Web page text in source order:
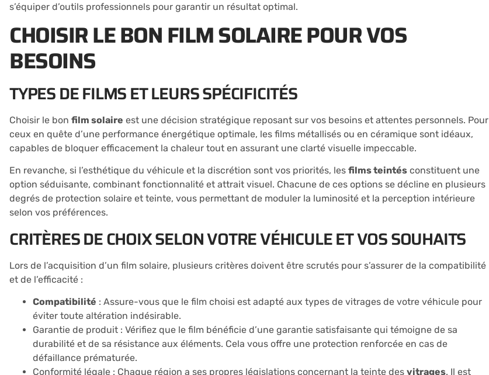
s’équiper d’outils professionnels pour garantir un résultat optimal.
CHOISIR LE BON FILM SOLAIRE POUR VOS
BESOINS
TYPES DE FILMS ET LEURS SPÉCIFICITÉS
Choisir le bon film solaire est une décision stratégique reposant sur vos besoins et attentes personnels. Pour
ceux en quête d’une performance énergétique optimale, les films métallisés ou en céramique sont idéaux,
capables de bloquer efficacement la chaleur tout en assurant une clarté visuelle impeccable.
En revanche, si l’esthétique du véhicule et la discrétion sont vos priorités, les films teintés constituent une
option séduisante, combinant fonctionnalité et attrait visuel. Chacune de ces options se décline en plusieurs
degrés de protection solaire et teinte, vous permettant de moduler la luminosité et la perception intérieure
selon vos préférences.
CRITÈRES DE CHOIX SELON VOTRE VÉHICULE ET VOS SOUHAITS
Lors de l’acquisition d’un film solaire, plusieurs critères doivent être scrutés pour s’assurer de la compatibilité
et de l’efficacité :
Compatibilité : Assure-vous que le film choisi est adapté aux types de vitrages de votre véhicule pour
éviter toute altération indésirable.
Garantie de produit : Vérifiez que le film bénéficie d’une garantie satisfaisante qui témoigne de sa
durabilité et de sa résistance aux éléments. Cela vous offre une protection renforcée en cas de
défaillance prématurée.
Conformité légale : Chaque région a ses propres législations concernant la teinte des vitrages. Il est